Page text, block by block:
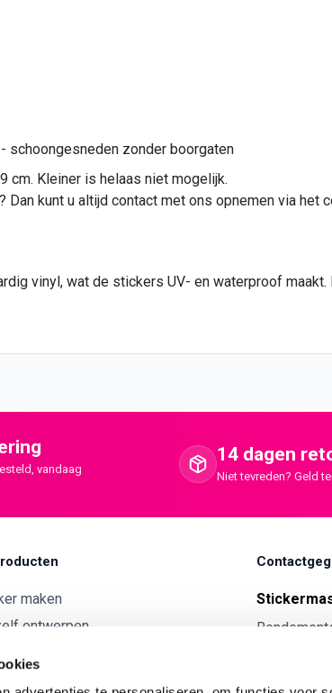
schoongesneden zonder boorgaten
cm. Kleiner is helaas niet mogelijk.
kunt u altijd contact met ons opnemen via
vinyl, wat de stickers UV- en waterproof maakt.
vandaag
14 dagen
Niet tevreden? Geld
maken
ontwerpen